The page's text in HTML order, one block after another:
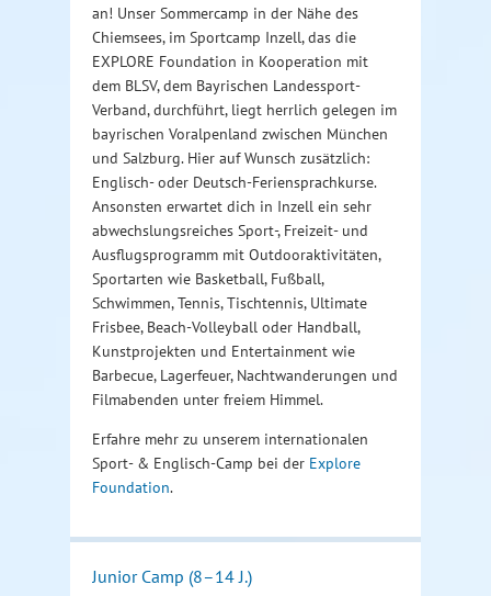
an! Unser Sommercamp in der Nähe des
Chiemsees, im Sportcamp Inzell, das die
EXPLORE Foundation in Kooperation mit
dem BLSV, dem Bayrischen Landessport-
Verband, durchführt, liegt herrlich gelegen im
bayrischen Voralpenland zwischen München
und Salzburg. Hier auf Wunsch zusätzlich:
Englisch- oder Deutsch-Feriensprachkurse.
Ansonsten erwartet dich in Inzell ein sehr
abwechslungsreiches Sport-, Freizeit- und
Ausflugsprogramm mit Outdooraktivitäten,
Sportarten wie Basketball, Fußball,
Schwimmen, Tennis, Tischtennis, Ultimate
Frisbee, Beach-Volleyball oder Handball,
Kunstprojekten und Entertainment wie
Barbecue, Lagerfeuer, Nachtwanderungen und
Filmabenden unter freiem Himmel.
Erfahre mehr zu unserem internationalen
Sport- & Englisch-Camp bei der Explore
Foundation.
Junior Camp (8–14 J.)